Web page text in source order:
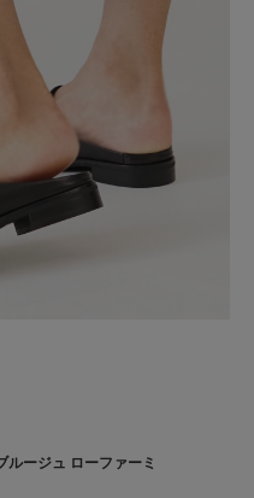
ルージュ ローファーミ